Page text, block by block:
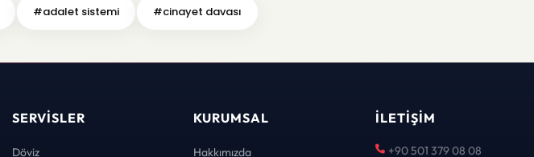
#adalet sistemi #cinayet davası
SERVISLER
Döviz
KURUMSAL
Hakkımızda
İLETIŞIM
+90 501 379 08 08